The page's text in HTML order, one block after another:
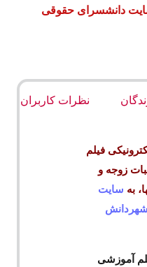
دانشسرای حقوقی
نظرات کاربران
فیلم
زوجه و
به سایت
آموزشی